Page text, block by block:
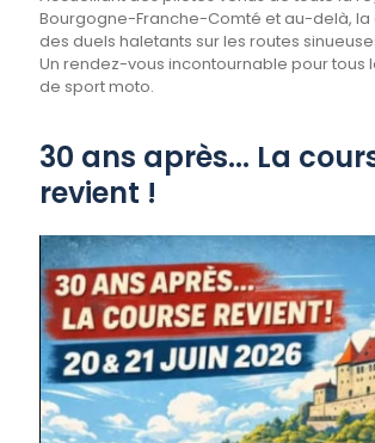
Bourgogne-Franche-Comté et au-delà,
des duels haletants sur les routes
Un rendez-vous incontournable pour tous
de sport moto.
30 ans après... La
revient !